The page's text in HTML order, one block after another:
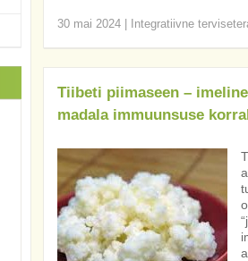
30 mai 2024| Integratiivne
Tiibeti piimaseen –
madala immuunsuse